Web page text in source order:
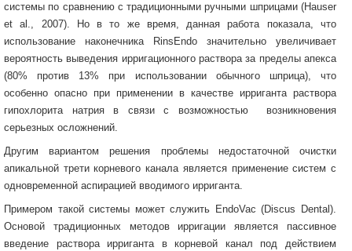
системы по сравнению с традиционными ручными шприцами (Hauser
et al., 2007). Но в то же время, данная работа показала, что
использование наконечника RinsEndo значительно увеличивает
вероятность выведения ирригационного раствора за пределы апекса
(80% против 13% при использовании обычного шприца), что
особенно опасно при применении в качестве ирриганта раствора
гипохлорита натрия в связи с возможностью возникновения
серьезных осложнений.
Другим вариантом решения проблемы недостаточной очистки
апикальной трети корневого канала является применение систем с
одновременной аспирацией вводимого ирриганта.
Примером такой системы может служить EndoVac (Discus Dental).
Основой традиционных методов ирригации является пассивное
введение раствора ирриганта в корневой канал под действием